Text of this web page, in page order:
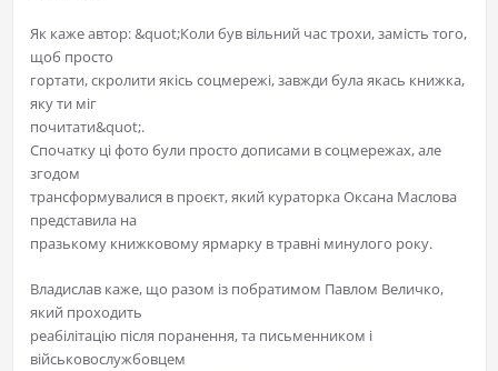
Як каже автор: &quot;Коли був вільний час трохи, замість того,
щоб просто
гортати, скролити якісь соцмережі, завжди була якась книжка,
яку ти міг
почитати&quot;.
Спочатку ці фото були просто дописами в соцмережах, але
згодом
трансформувалися в проєкт, який кураторка Оксана Маслова
представила на
празькому книжковому ярмарку в травні минулого року.
Владислав каже, що разом із побратимом Павлом Величко,
який проходить
реабілітацію після поранення, та письменником і
військовослужбовцем